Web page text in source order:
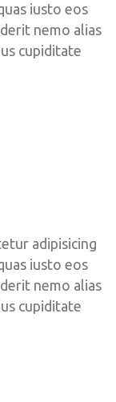
iusto eos
nemo alias
cupiditate
adipisicing
iusto eos
nemo alias
cupiditate